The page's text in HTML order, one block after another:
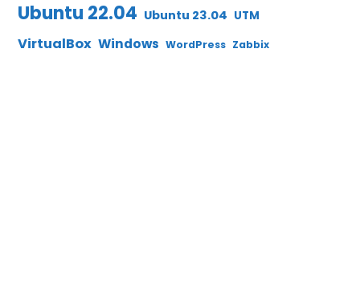
Ubuntu 22.04 Ubuntu 23.04 UTM
VirtualBox Windows WordPress Zabbix